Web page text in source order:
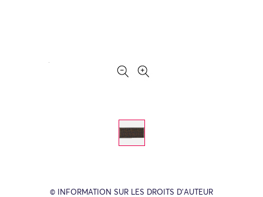
© INFORMATION SUR LES DROITS D’AUTEUR